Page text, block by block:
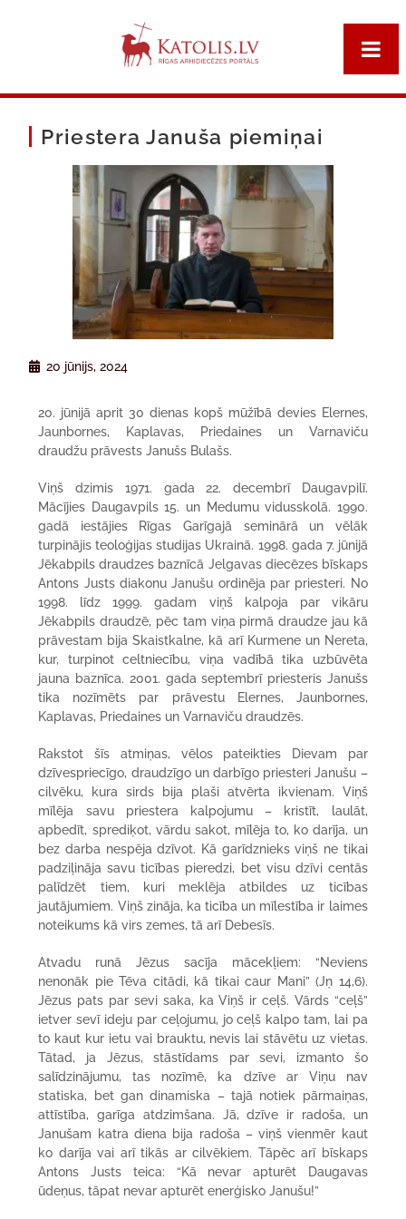
Priestera Januša piemiņai
20 jūnijs, 2024
20. jūnijā aprit 30 dienas kopš mūžībā devies Elernes,
Jaunbornes, Kaplavas, Priedaines un Varnaviču
draudžu prāvests Janušs Bulašs.
Viņš dzimis 1971. gada 22. decembrī Daugavpilī.
Mācījies Daugavpils 15. un Medumu vidusskolā. 1990.
gadā iestājies Rīgas Garīgajā seminārā un vēlāk
turpinājis teoloģijas studijas Ukrainā. 1998. gada 7. jūnijā
Jēkabpils draudzes baznīcā Jelgavas diecēzes bīskaps
Antons Justs diakonu Janušu ordinēja par priesteri. No
1998. līdz 1999. gadam viņš kalpoja par vikāru
Jēkabpils draudzē, pēc tam viņa pirmā draudze jau kā
prāvestam bija Skaistkalne, kā arī Kurmene un Nereta,
kur, turpinot celtniecību, viņa vadībā tika uzbūvēta
jauna baznīca. 2001. gada septembrī priesteris Janušs
tika nozīmēts par prāvestu Elernes, Jaunbornes,
Kaplavas, Priedaines un Varnaviču draudzēs.
Rakstot šīs atmiņas, vēlos pateikties Dievam par
dzīvespriecīgo, draudzīgo un darbīgo priesteri Janušu –
cilvēku, kura sirds bija plaši atvērta ikvienam. Viņš
mīlēja savu priestera kalpojumu – kristīt, laulāt,
apbedīt, sprediķot, vārdu sakot, mīlēja to, ko darīja, un
bez darba nespēja dzīvot. Kā garīdznieks viņš ne tikai
padziļināja savu ticības pieredzi, bet visu dzīvi centās
palīdzēt tiem, kuri meklēja atbildes uz ticības
jautājumiem. Viņš zināja, ka ticība un mīlestība ir laimes
noteikums kā virs zemes, tā arī Debesīs.
Atvadu runā Jēzus sacīja mācekļiem: “Neviens
nenonāk pie Tēva citādi, kā tikai caur Mani” (Jņ 14,6).
Jēzus pats par sevi saka, ka Viņš ir ceļš. Vārds “ceļš”
ietver sevī ideju par ceļojumu, jo ceļš kalpo tam, lai pa
to kaut kur ietu vai brauktu, nevis lai stāvētu uz vietas.
Tātad, ja Jēzus, stāstīdams par sevi, izmanto šo
salīdzinājumu, tas nozīmē, ka dzīve ar Viņu nav
statiska, bet gan dinamiska – tajā notiek pārmaiņas,
attīstība, garīga atdzimšana. Jā, dzīve ir radoša, un
Janušam katra diena bija radoša – viņš vienmēr kaut
ko darīja vai arī tikās ar cilvēkiem. Tāpēc arī bīskaps
Antons Justs teica: “Kā nevar apturēt Daugavas
ūdeņus, tāpat nevar apturēt enerģisko Janušu!”